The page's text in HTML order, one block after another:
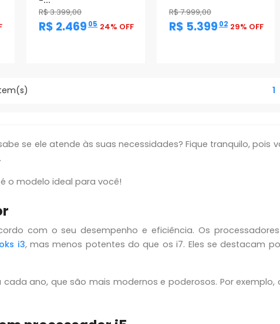
R$ 3.399,00
R$ 2.469 ,05 24% OFF
R$ 7.999,00
R$ 5.399 ,02 29% OFF
1
se ele atende às suas necessidades? Fique tranquilo, pois
o modelo ideal para você!
com o seu desempenho e eficiência. Os
i3, mas menos potentes do que os i7. Eles se destacam
ano, que são mais modernos e poderosos. Por exemplo,